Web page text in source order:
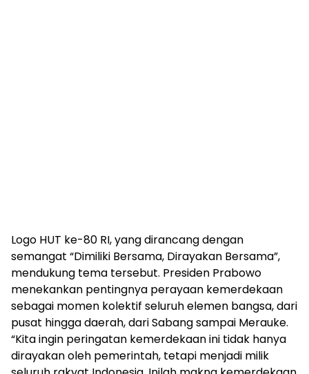
Logo HUT ke-80 RI, yang dirancang dengan
semangat “Dimiliki Bersama, Dirayakan Bersama”,
mendukung tema tersebut. Presiden Prabowo
menekankan pentingnya perayaan kemerdekaan
sebagai momen kolektif seluruh elemen bangsa, dari
pusat hingga daerah, dari Sabang sampai Merauke.
“Kita ingin peringatan kemerdekaan ini tidak hanya
dirayakan oleh pemerintah, tetapi menjadi milik